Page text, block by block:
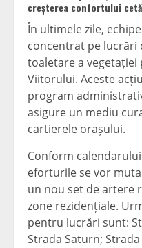
creșterea confortului
În ultimele zile,
concentrat pe lucrări
toaletare a vegetației
Viitorului. Aceste
program
asigure un mediu
cartierele orașului.
Conform
eforturile se vor
un nou set de artere
zone rezidențiale.
pentru lucrări sunt:
Strada Saturn;